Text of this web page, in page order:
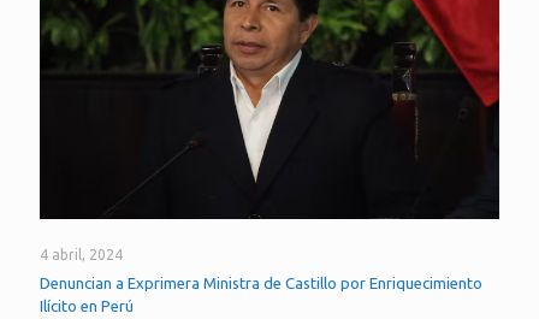
4 abril, 2024
Denuncian a Exprimera Ministra de Castillo por Enriquecimiento
Ilícito en Perú